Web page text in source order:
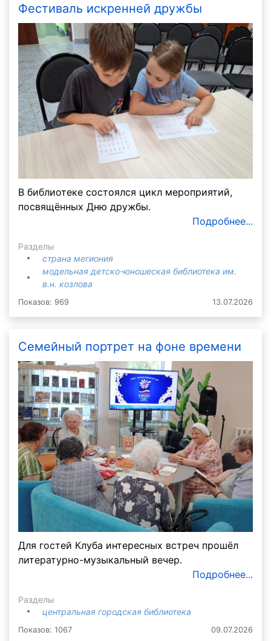
Фестиваль искренней дружбы
В библиотеке состоялся цикл мероприятий,
посвящённых Дню дружбы.
Подробнее...
Разделы
страна мегиония
модельная детско-юношеская библиотека им.
в.н. козлова
Показов: 969 13.07.2026
Семейный портрет на фоне времени
Для гостей Клуба интересных встреч прошёл
литературно-музыкальный вечер.
Подробнее...
Разделы
центральная городская библиотека
Показов: 1067 09.07.2026